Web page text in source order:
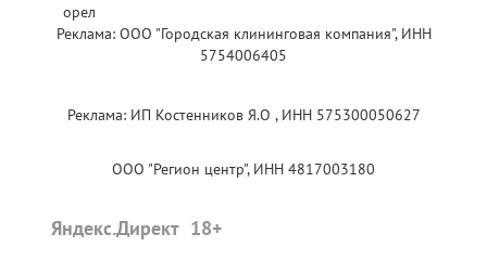
Реклама: ООО "Городская клининговая компания", ИНН
5754006405
Реклама: ИП Костенников Я.О , ИНН 575300050627
ООО "Регион центр", ИНН 4817003180
Яндекс.Директ